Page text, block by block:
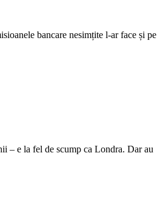
bancare nesimțite l-ar face și pe
– e la fel de scump ca Londra. Dar au